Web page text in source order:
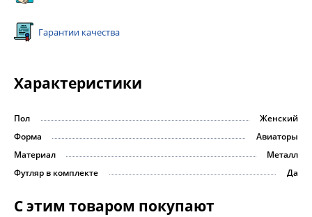
Гарантии качества
Характеристики
Пол
Женский
Форма
Авиаторы
Материал
Металл
Футляр в комплекте
Да
С этим товаром покупают